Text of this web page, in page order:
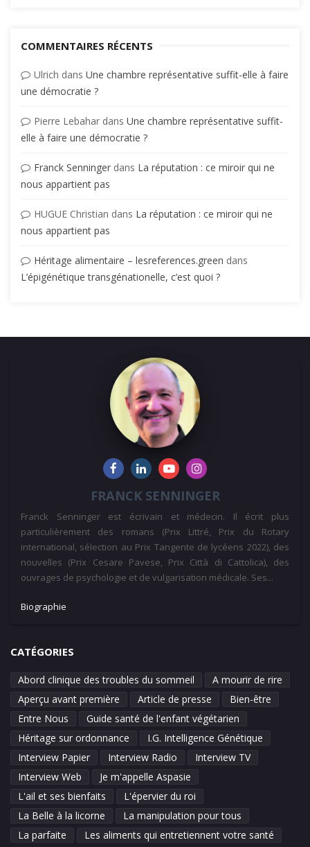
COMMENTAIRES RÉCENTS
Ulrich dans Une chambre représentative suffit-elle à faire
une démocratie ?
Pierre Lebahar dans Une chambre représentative suffit-
elle à faire une démocratie ?
Franck Senninger dans La réputation : ce miroir qui ne
nous appartient pas
HUGUE Christian dans La réputation : ce miroir qui ne
nous appartient pas
Héritage alimentaire – lesreferences.green dans
L’épigénétique transgénationelle, c’est quoi ?
FRANCK SENNINGER
Franck Senninger est écrivain et médecin. Il écrit plus
particulièrement des romans (Prix Littré, Prix du Rotary
international, sélection au Prix Tangente de lycéens 2022), des
nouvelles (Prix Cesare Pavese, Prix Città di Cattolica), des
ouvrages de psychologie et de vulgarisation médicale. Ses...
Biographie
CATÉGORIES
Abord clinique des troubles du sommeil
A mourir de rire
Aperçu avant première
Article de presse
Bien-être
Entre Nous
Guide santé de l'enfant végétarien
Héritage sur ordonnance
I.G. Intelligence Génétique
Interview Papier
Interview Radio
Interview TV
Interview Web
Je m'appelle Aspasie
L'ail et ses bienfaits
L'épervier du roi
La Belle à la licorne
La manipulation pour tous
La parfaite
Les aliments qui entretiennent votre santé